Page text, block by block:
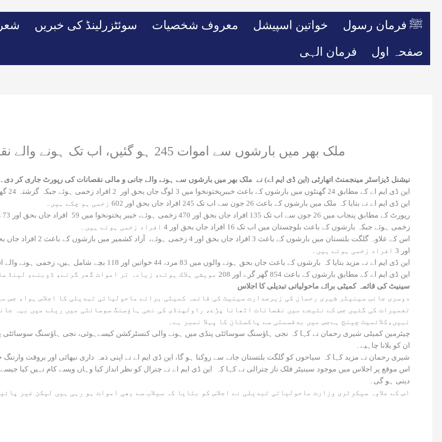
سوئٹزرلینڈ کی خبریں معروف شخصیات خواتین اسپیشل ﷺ فرمان رسول
فرمان الہی صفحہ اول
ملک بھر میں بارشوں سے اموات 245 ہو گئیں، اب تک ہونے والے نقصان کی تفصیلات جاری
نیشنل ڈیزاسٹر مینجمنٹ اتھارٹی (این ڈی ایم اے) نے ملک بھر میں بارشوں سے ہونے والے جانی و مالی نقصانات کی رپورٹ جاری کر دی۔
این ڈی ایم اے کے مطابق 24 گھنٹوں میں بارشوں کے باعث خیبرپختونخوا میں 3 لوگ جاں بحق اور 2 افراد زخمی ہوئے جبکہ گزشتہ 24 گھنٹوں کے دوران اسلام آباد میں 2 افراد زخمی ہوئے۔
این ڈی ایم اے نے بتایا کہ ملک میں بارشوں کے باعث 26 جون سے اب تک 245 افراد جاں بحق اور 602 زخمی ہو چکے ہیں۔
زخمی ہوئے جبکہ بارشوں کے باعث بلوچستان میں اب تک 16 افراد جاں بحق اور 4 افراد زخمی ہوئے ہیں۔
اور 3 افراد زخمی ہوئے ہیں۔
این ڈی ایم اے نے مزید بتایا کہ بارشوں کے باعث جاں بحق ہونے والوں میں 83 مرد، 44 خواتین اور 118 بچے شامل ہیں، زخمی ہونے والے افراد میں 232 مرد، 168خواتین اور 202 بچے شامل ہیں۔
این ڈی ایم اے کے مطابق بارشوں کے باعث 854 گھر گرے اور 208 مویشی ہلاک ہوئے، زیادہ تر اموات گھر گرنے، ڈوبنے، لینڈ سلائیڈنگ اور فلیش فلڈ سے ہوئیں۔
سینیٹ کی قائمہ کمیٹی برائے ماحولیاتی تبدیلی کا اجلاس
دوسری جانب سینیٹر شیری رحمان کی زیرصدارت سینیٹ کی قائمہ کمیٹی برائے ماحولیاتی تبدیلی کا اجلاس ہوا، جس
تعمیرات کی گئیں جس کے نتیجے میں نقصانات اٹھانا پڑے، راولپنڈی کی نجی ہاؤسنگ سوسائٹی میں ریلے میں بہہ
نہیں،کلائمیٹ چینج ہےجس میں بدقسمتی سے پاکستان کا پہلا نمبر ہے۔
چیئرمین کمیٹی شیری رحمان نے کہا کہ نجی ہاؤسنگ سوسائٹی پنڈی میں ہونے والی کنسٹرکشن کیسےہوئی، نجی ہاؤسنگ سوسائٹی
ان کو بلانا چاہیے۔
شیری رحمان نے مزید کہا کہ سیاحوں کو گلگت بلتستان جانے سے روکنا ہو گا، این ڈی ایم اے نے اپنی ذمہ داری نبھائی اور بروقت وارننگ
اس موقع پر اجلاس میں موجود سینیٹر فلک ناز چترالی نے کہا کہ این ڈی ایم اے نے چترال کو نظر انداز کیا وہاں ویسے کام نہیں کیا
دینی ہو گی۔
اس کے علاوہ سیکرٹری وزارت ماحولیاتی تبدیلی نے اجلاس کو بتایا کہ سیلاب سے بھی اموات ہو رہی ہیں لیکن غیر